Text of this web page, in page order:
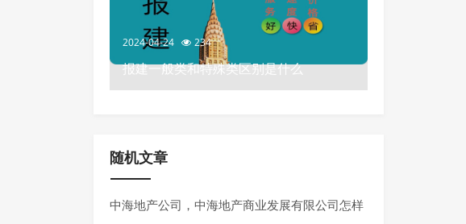
2024-04-24 234
报建一般类和特殊类区别是什么
随机文章
中海地产公司，中海地产商业发展有限公司怎样